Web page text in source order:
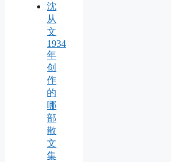
沈
从
文
1934
年
创
作
的
哪
部
散
文
集